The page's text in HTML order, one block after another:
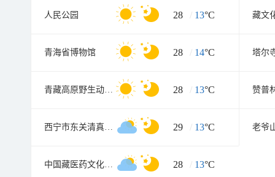
人民公园 28 / 13°C 藏文
青海省博物馆 28 / 14°C 塔尔
青藏高原野生动物园 28 / 13°C 赞普
西宁市东关清真大寺 29 / 13°C 老爷
中国藏医药文化博物馆 28 / 13°C